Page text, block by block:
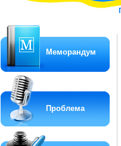
Меморандум
Проблема